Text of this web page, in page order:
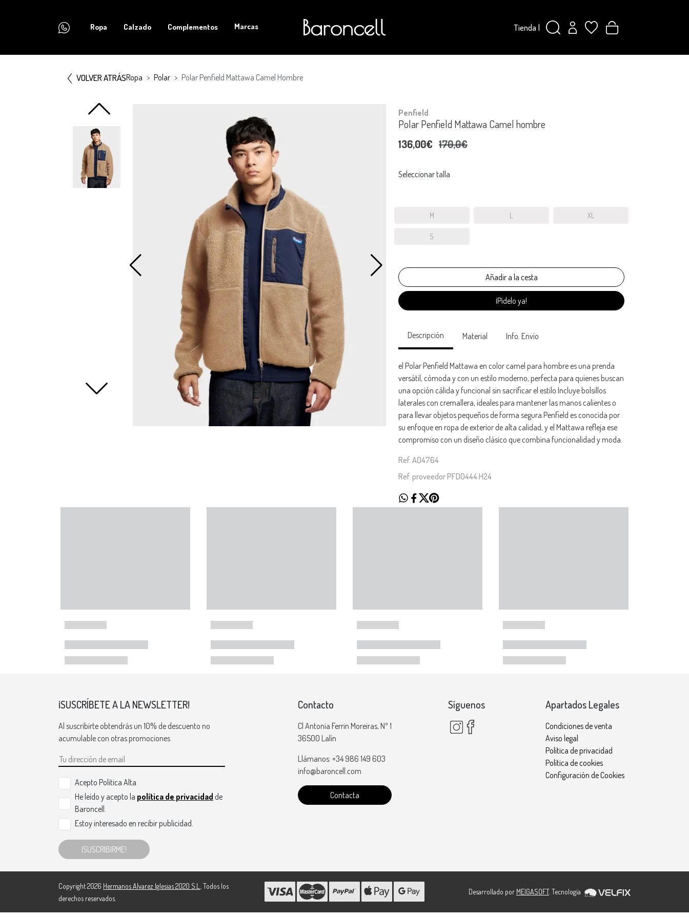
Ropa Calzado Complementos Marcas Tienda|
VOLVER ATRÁSRopa Polar Polar Penfield Mattawa Camel Hombre
Penfield
Polar Penfield Mattawa Camel hombre
136,00€ 170,0€
Seleccionar talla
M L XL
S
¡Pídelo ya!
Descripción Material Info. Envío
el Polar Penfield Mattawa en color camel para hombre es una prenda
versátil, cómoda y con un estilo moderno, perfecta para quienes buscan
una opción cálida y funcional sin sacrificar el estilo.Incluye bolsillos
laterales con cremallera, ideales para mantener las manos calientes o
para llevar objetos pequeños de forma segura.Penfield es conocida por
su enfoque en ropa de exterior de alta calidad, y el Mattawa refleja ese
compromiso con un diseño clásico que combina funcionalidad y moda.
Ref. A04764
Ref. proveedor PFD0444 H24
¡SUSCRÍBETE A LA NEWSLETTER!
Al suscribirte obtendrás un 10% de descuento no
acumulable con otras promociones
Acepto Politica Alta
He leído y acepto la política de privacidad de
Baroncell.
Estoy interesado en recibir publicidad.
¡SUSCRIBIRME!
Contacto
Cl Antonia Ferrin Moreiras, Nº 1
36500 Lalín
Llámanos: +34 986 149 603
info@baroncell.com
Contacta
Síguenos Apartados Legales
Condiciones de venta
Aviso legal
Política de privacidad
Política de cookies
Configuración de Cookies
Copyright 2026 Hermanos Alvarez Iglesias 2020 S.L.
. Todos los
derechos reservados.
Desarrollado por MEIGASOFT. Tecnología